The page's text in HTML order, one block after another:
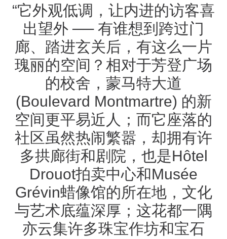
“它外观低调，让内进的访客喜
出望外 ── 有谁想到跨过门
廊、踏进玄关后，有这么一片
瑰丽的空间？相对于芳登广场
的校舍，蒙马特大道
(Boulevard Montmartre) 的新
空间更平易近人；而它座落的
社区虽然热闹繁嚣，却拥有许
多拱廊街和剧院，也是Hôtel
Drouot拍卖中心和Musée
Grévin蜡像馆的所在地，文化
与艺术底蕴深厚；这花都一隅
亦云集许多珠宝作坊和宝石